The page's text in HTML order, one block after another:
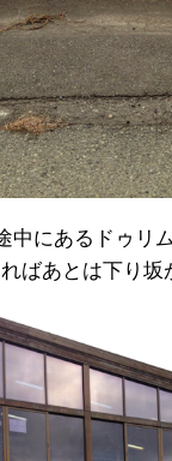
中にあるドゥリ
ばあとは下り坂